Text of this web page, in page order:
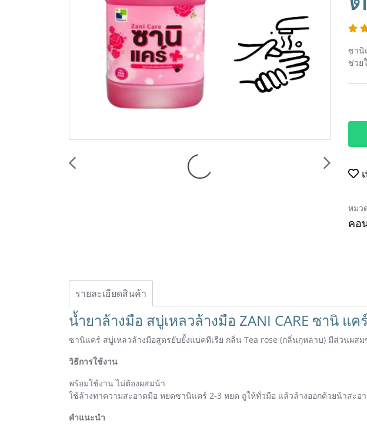
ซานิ
ช่วย
หมว
คอ
รายละเอียดสินค้า
น้ำยาล้างมือ สบู่เหลวล้างมือ ZANI CARE ซานิ
ซานิแคร์ สบู่เหลวล้างมือสูตรยับยั้งแบคทีเรีย กลิ่น Tea rose (กลิ่นกุหลาบ) มีส่วนผ
วิธีการใช้งาน
พร้อมใช้งาน ไม่ต้องผสมน้า
ใช้ล้างทาความสะอาดมือ หยดซานิแคร์ 2-3 หยด ถูให้ทั่วมือ แล้วล้างออกด้วยน้าสะอ
คำแนะนำ